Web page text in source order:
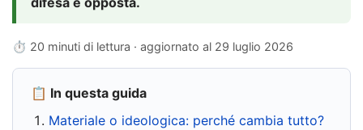
⏱ 20 minuti di lettura · aggiornato al 29 luglio 2026
📋 In questa guida
Materiale o ideologica: perché cambia tutto?